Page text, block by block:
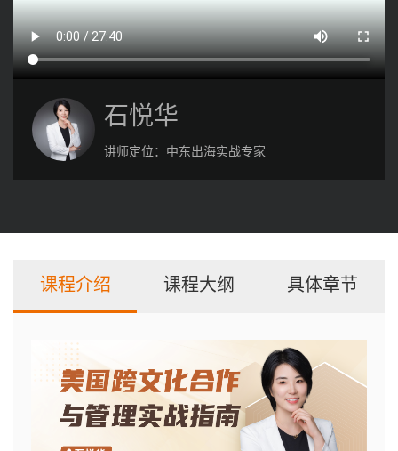
石悦华
讲师定位： 中东出海实战专家
课程介绍 课程大纲 具体章节